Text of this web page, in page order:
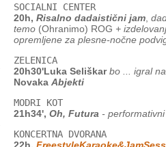
SOCIALNI CENTER
20h, Risalno dadaistični jam
temo (Ohranimo) ROG +
opremljene za plesne-nočne
ZELENICA
20h30'Luka Seliškarbo ... igral
Novaka Abjekti
MODRI KOT
21h34', Oh, Futura -
KONCERTNA DVORANA